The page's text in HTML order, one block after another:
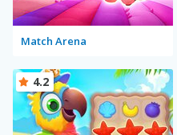
Match Arena
4.2